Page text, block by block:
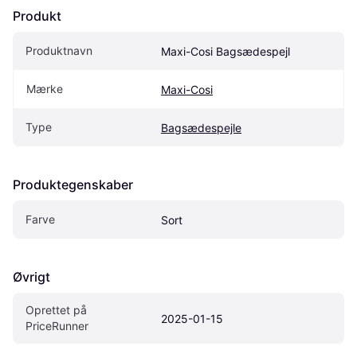
Produkt
Produktnavn Maxi-Cosi Bagsædespejl
Mærke Maxi-Cosi
Type Bagsædespejle
Produktegenskaber
Farve Sort
Øvrigt
Oprettet på
PriceRunner
2025-01-15